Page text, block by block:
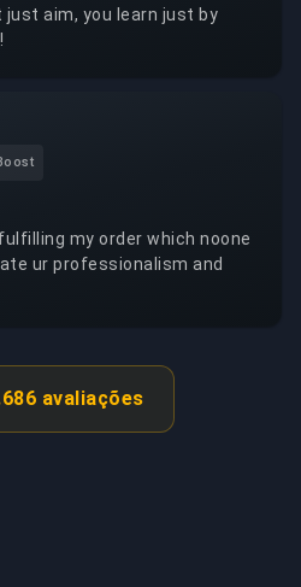
aim, you learn just by
my order which noone
ur professionalism and
avaliações